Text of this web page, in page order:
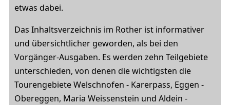
etwas dabei.
Das Inhaltsverzeichnis im Rother ist informativer
und übersichtlicher geworden, als bei den
Vorgänger-Ausgaben. Es werden zehn Teilgebiete
unterschieden, von denen die wichtigsten die
Tourengebiete Welschnofen - Karerpass, Eggen -
Obereggen, Maria Weissenstein und Aldein -